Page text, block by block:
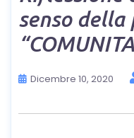
senso della
Dicembre 10, 2020